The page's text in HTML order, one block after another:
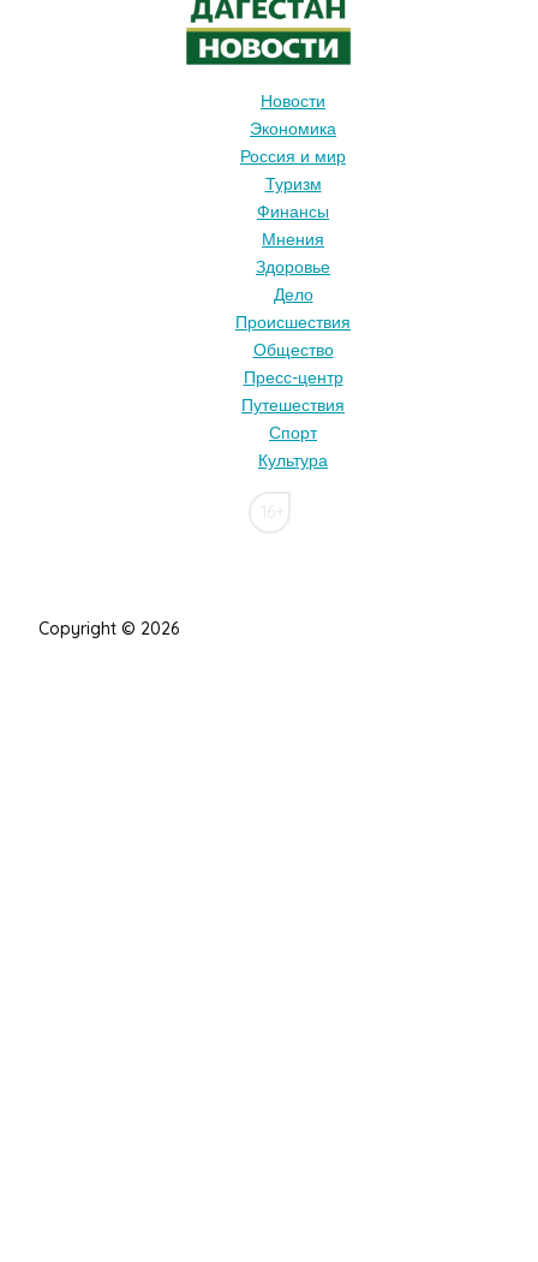
Новости
Экономика
Россия и мир
Туризм
Финансы
Мнения
Здоровье
Дело
Происшествия
Общество
Пресс-центр
Путешествия
Спорт
Культура
Copyright © 2026